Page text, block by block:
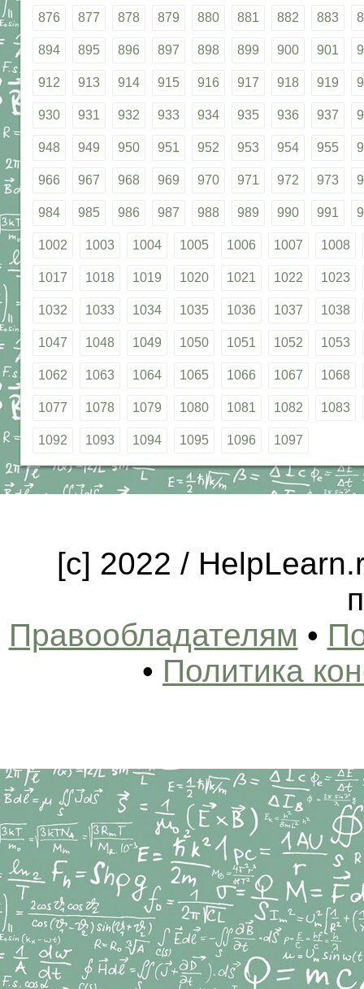
876 877 878 879 880 881 882 883
894 895 896 897 898 899 900 901
912 913 914 915 916 917 918 919
930 931 932 933 934 935 936 937
948 949 950 951 952 953 954 955
966 967 968 969 970 971 972 973
984 985 986 987 988 989 990 991
1002 1003 1004 1005 1006 1007 1008
1017 1018 1019 1020 1021 1022 1023
1032 1033 1034 1035 1036 1037 1038
1047 1048 1049 1050 1051 1052 1053
1062 1063 1064 1065 1066 1067 1068
1077 1078 1079 1080 1081 1082 1083
1092 1093 1094 1095 1096 1097
[c] 2022 /
Правообладателям •
• Политика